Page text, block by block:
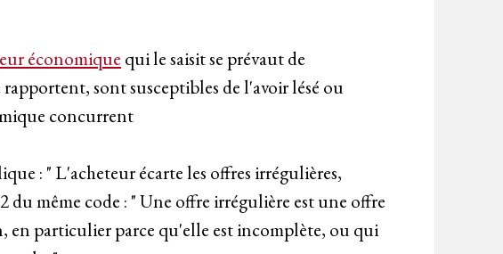
économique qui le saisit se prévaut de
sont susceptibles de l'avoir lésé ou
concurrent
: " L'acheteur écarte les offres irrégulières,
même code : " Une offre irrégulière est une offre
en particulier parce qu'elle est incomplète, ou qui